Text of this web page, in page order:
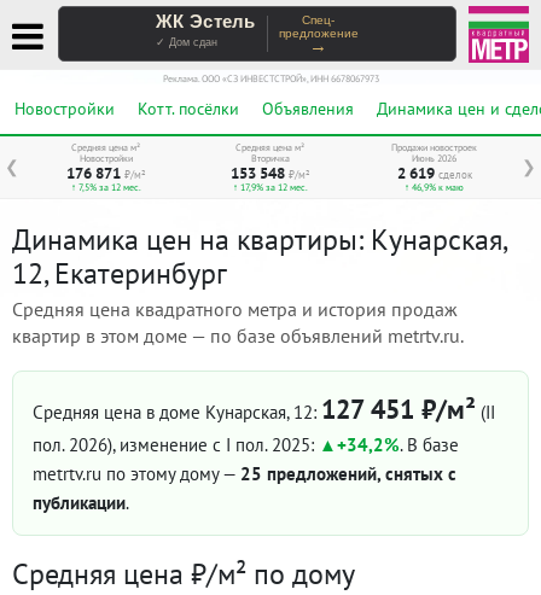
ЖК Эстель
✓ Дом сдан
Спец-
предложение
→
Реклама. ООО «СЗ ИНВЕСТСТРОЙ», ИНН 6678067973
Новостройки Котт. посёлки Объявления Динамика цен и
❮ ❯
Средняя цена м²
Новостройки
176 871 ₽/м²
↑ 7,5% за 12 мес.
Средняя цена м²
Вторичка
153 548 ₽/м²
↑ 17,9% за 12 мес.
Продажи новостроек
Июнь 2026
2 619 сделок
↑ 46,9% к маю
Динамика цен на квартиры: Кунарская,
12, Екатеринбург
Средняя цена квадратного метра и история продаж
квартир в этом доме — по базе объявлений metrtv.ru.
Средняя цена в доме Кунарская, 12: 127 451 ₽/м² (II
пол. 2026), изменение с I пол. 2025: +34,2%. В базе
metrtv.ru по этому дому — 25 предложений, снятых с
публикации.
Средняя цена ₽/м² по дому